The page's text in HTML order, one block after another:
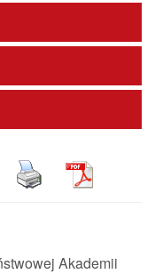
Akademii